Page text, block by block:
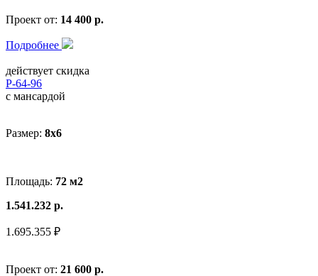
Проект от: 14 400 р.
Подробнее
действует скидка
Р-64-96
с мансардой
Размер: 8x6
Площадь: 72 м2
1.541.232 р.
1.695.355 ₽
Проект от: 21 600 р.